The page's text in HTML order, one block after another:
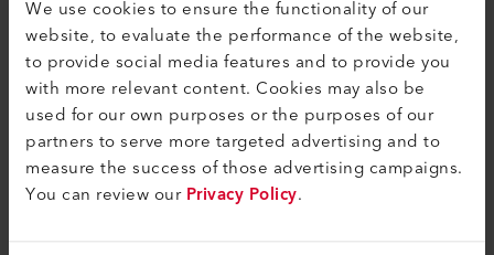
We use cookies to ensure the functionality of our
website, to evaluate the performance of the website,
to provide social media features and to provide you
with more relevant content. Cookies may also be
used for our own purposes or the purposes of our
partners to serve more targeted advertising and to
measure the success of those advertising campaigns.
You can review ourPrivacy Policy.
ÄHNLICHE PRODUKTE
Das Beste oder nichts